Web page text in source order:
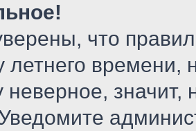
что
летнего
значит,